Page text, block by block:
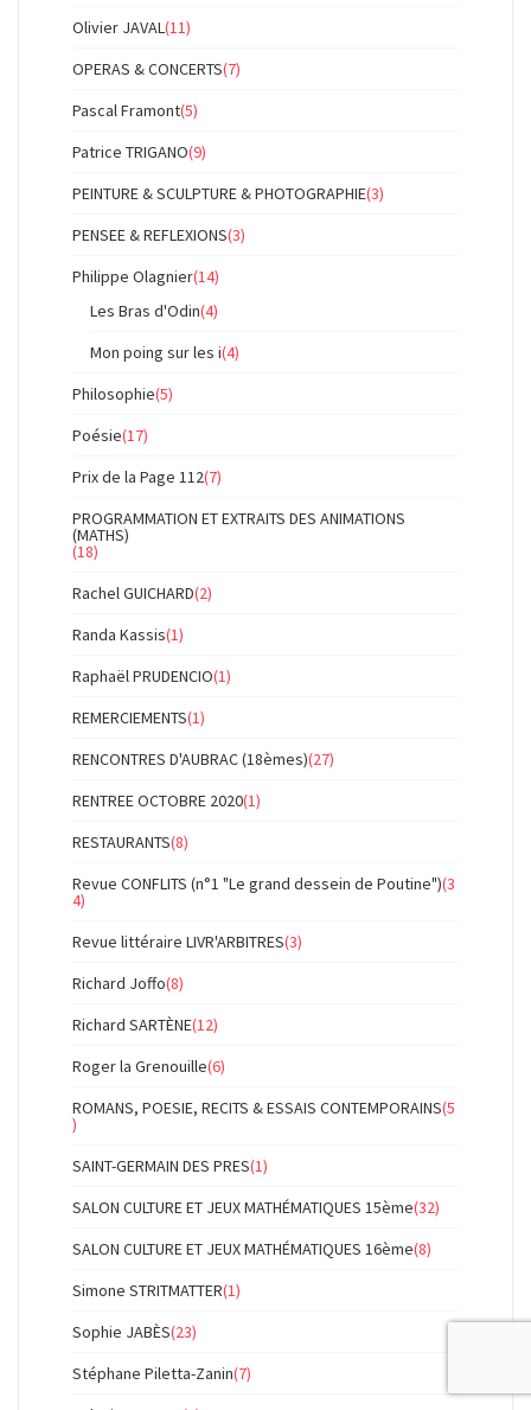
Olivier JAVAL(11)
OPERAS & CONCERTS(7)
Pascal Framont(5)
Patrice TRIGANO(9)
PEINTURE & SCULPTURE & PHOTOGRAPHIE(3)
PENSEE & REFLEXIONS(3)
Philippe Olagnier(14)
Les Bras d'Odin(4)
Mon poing sur les i(4)
Philosophie(5)
Poésie(17)
Prix de la Page 112(7)
PROGRAMMATION ET EXTRAITS DES ANIMATIONS
(MATHS)
(18)
Rachel GUICHARD(2)
Randa Kassis(1)
Raphaël PRUDENCIO(1)
REMERCIEMENTS(1)
RENCONTRES D'AUBRAC (18èmes)(27)
RENTREE OCTOBRE 2020(1)
RESTAURANTS(8)
Revue CONFLITS (n°1 "Le grand dessein de Poutine")(3
4)
Revue littéraire LIVR'ARBITRES(3)
Richard Joffo(8)
Richard SARTÈNE(12)
Roger la Grenouille(6)
ROMANS, POESIE, RECITS & ESSAIS CONTEMPORAINS(5
)
SAINT-GERMAIN DES PRES(1)
SALON CULTURE ET JEUX MATHÉMATIQUES 15ème(32)
SALON CULTURE ET JEUX MATHÉMATIQUES 16ème(8)
Simone STRITMATTER(1)
Sophie JABÈS(23)
Stéphane Piletta-Zanin(7)